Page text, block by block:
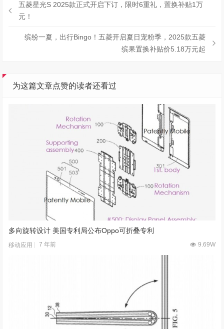
五菱星光S 2025款正式开启下订，限时6重礼，置换补贴1万
元！
缤纷一夏，出行Bingo！五菱开启夏日宠粉季，2025款五菱
缤果置换补贴价5.18万元起
为这篇文章点赞的读者还看过
多向旋转设计 美国专利局公布Oppo可折叠专利
移动应用 7 年前 9.69W